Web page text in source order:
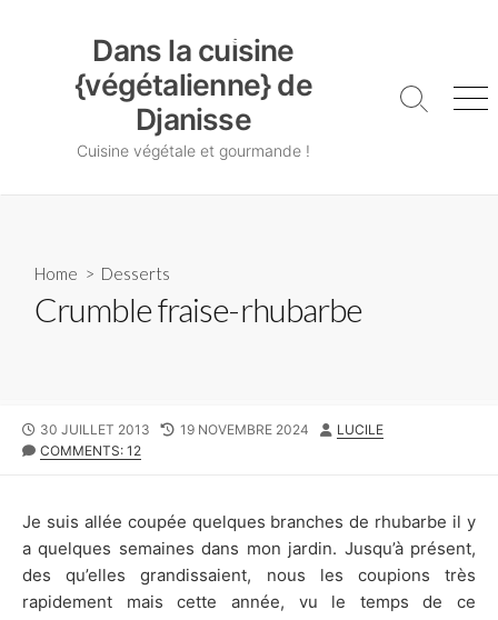
Dans la cuisine
{végétalienne} de
Djanisse
Cuisine végétale et gourmande !
Search
Home > Desserts
Crumble fraise-rhubarbe
PUBLISHED
DATE
30 JUILLET 2013
LAST
19 NOVEMBRE 2024 AUTHOR
LUCILE
COMMENTS: 12
Je suis allée coupée quelques branches de rhubarbe il y
a quelques semaines dans mon jardin. Jusqu’à présent,
des qu’elles grandissaient, nous les coupions très
rapidement mais cette année, vu le temps de ce